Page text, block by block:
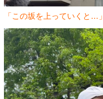
「この坂を上っていくと…」